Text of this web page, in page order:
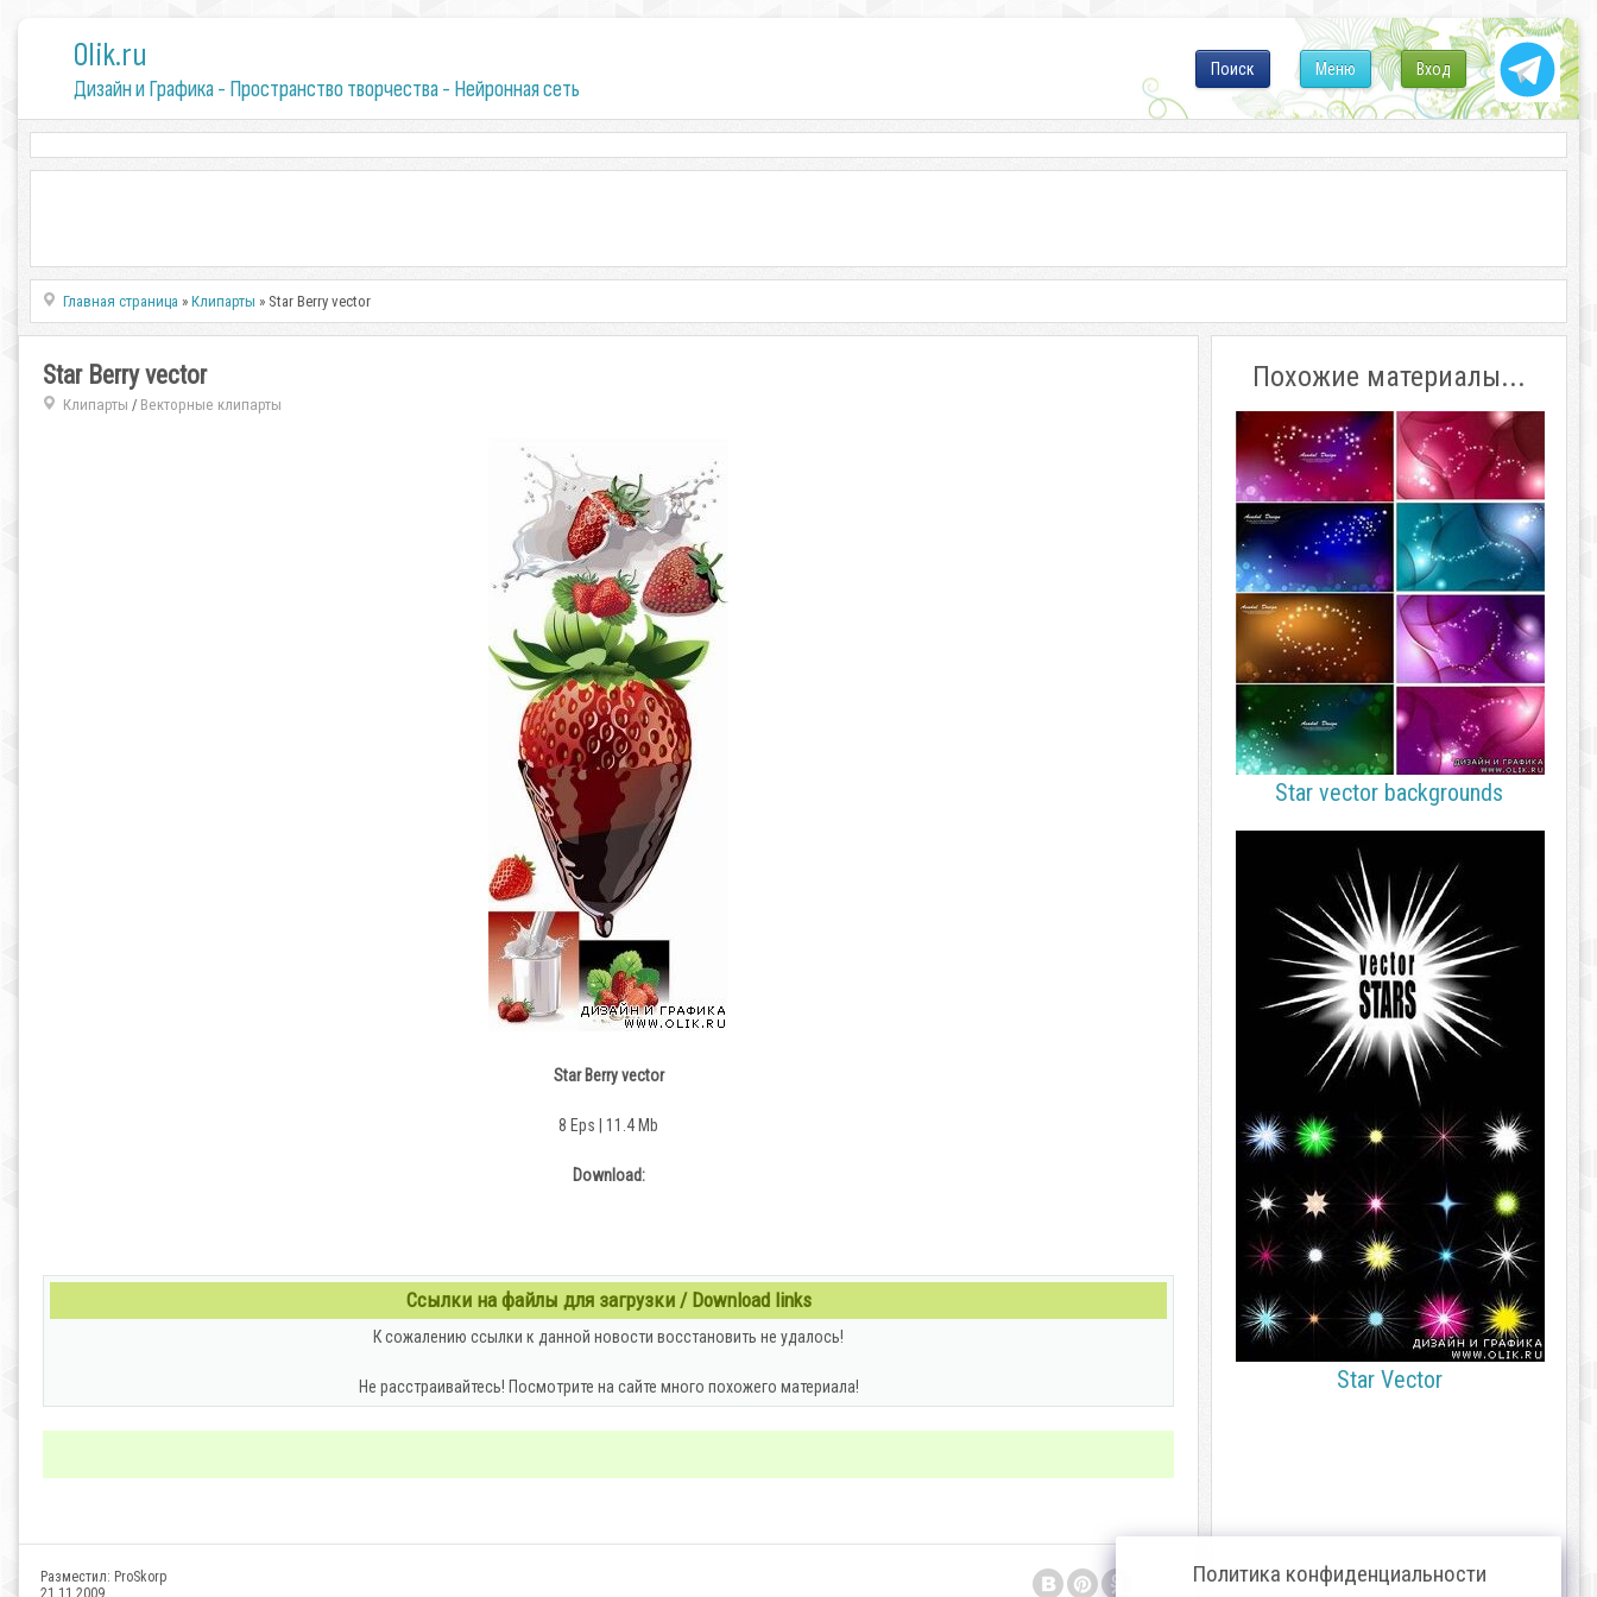
0lik.ru
Дизайн и Графика - Пространство творчества - Нейронная сеть
Вход
Меню
Поиск
Главная страница »Клипарты » Star Berry vector
Star Berry vector
Клипарты / Векторные клипарты
Star Berry vector
8 Eps | 11.4 Mb
Download:
Ссылки на файлы для загрузки / Download links
К сожалению ссылки к данной новости восстановить не удалось!
Не расстраивайтесь! Посмотрите на сайте много похожего материала!
Разместил: ProSkorp
21.11.2009
Похожие материалы...
Star vector backgrounds
Star Vector
Политика конфиденциальности